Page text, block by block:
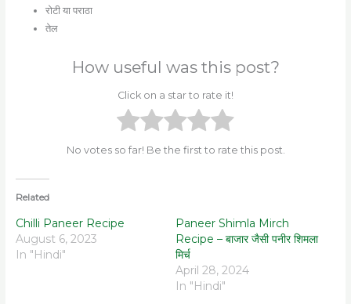
रोटी या पराठा
तेल
How useful was this post?
Click on a star to rate it!
No votes so far! Be the first to rate this post.
Related
Chilli Paneer Recipe
August 6, 2023
In "Hindi"
Paneer Shimla Mirch
Recipe – बाजार जैसी पनीर शिमला
मिर्च
April 28, 2024
In "Hindi"